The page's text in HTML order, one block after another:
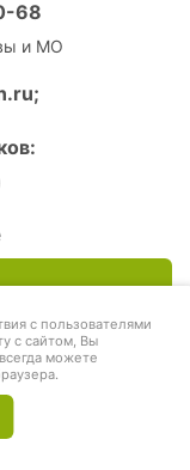
68
и МО
с пользователями
с сайтом, Вы
можете